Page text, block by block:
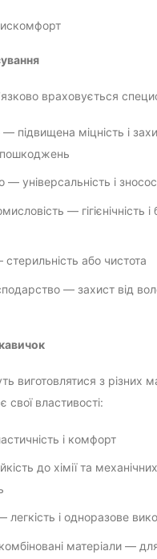
враховується
підвищена міцність і
універсальність і
— гігієнічність і
або чистота
— захист від
виготовлятися з різних
властивості:
і комфорт
до хімії та механічних
легкість і одноразове
матеріали —